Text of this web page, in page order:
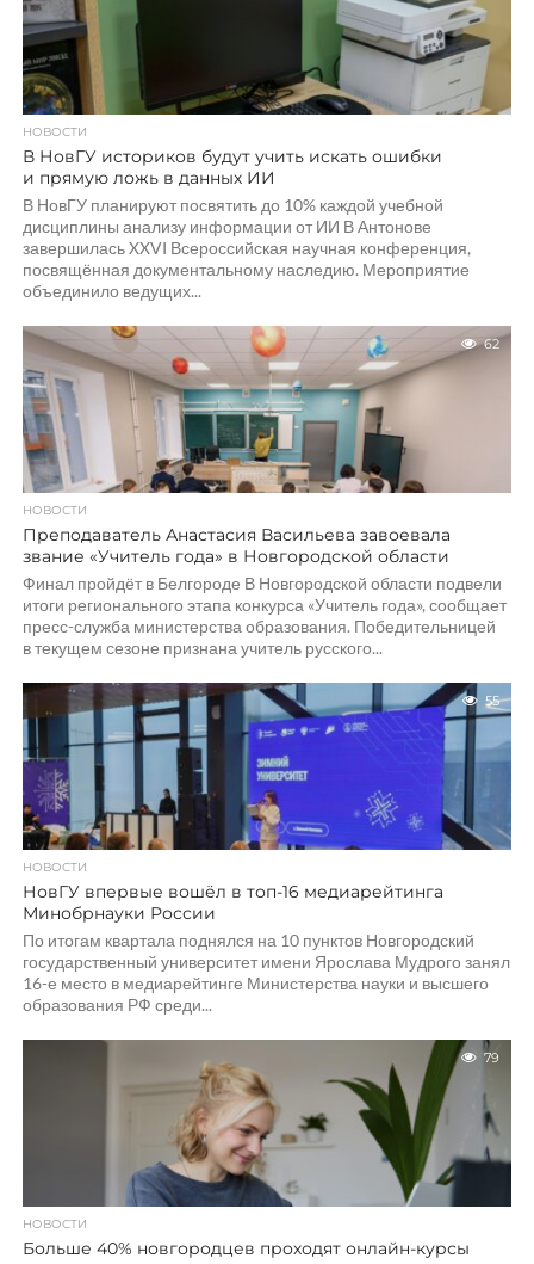
НОВОСТИ
В НовГУ историков будут учить искать ошибки
и прямую ложь в данных ИИ
В НовГУ планируют посвятить до 10% каждой учебной
дисциплины анализу информации от ИИ В Антонове
завершилась XXVI Всероссийская научная конференция,
посвящённая документальному наследию. Мероприятие
объединило ведущих...
62
НОВОСТИ
Преподаватель Анастасия Васильева завоевала
звание «Учитель года» в Новгородской области
Финал пройдёт в Белгороде В Новгородской области подвели
итоги регионального этапа конкурса «Учитель года», сообщает
пресс-служба министерства образования. Победительницей
в текущем сезоне признана учитель русского...
55
НОВОСТИ
НовГУ впервые вошёл в топ-16 медиарейтинга
Минобрнауки России
По итогам квартала поднялся на 10 пунктов Новгородский
государственный университет имени Ярослава Мудрого занял
16-е место в медиарейтинге Министерства науки и высшего
образования РФ среди...
79
НОВОСТИ
Больше 40% новгородцев проходят онлайн-курсы